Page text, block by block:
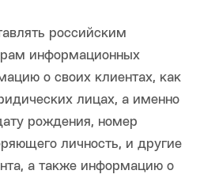
российским
информационных
о своих клиентах, как
лицах, а именно
рождения, номер
личность, и другие
а также информацию о